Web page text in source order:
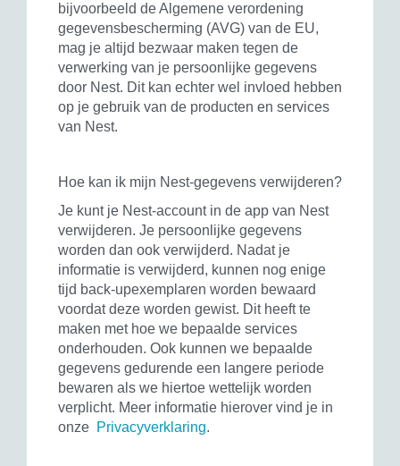
bijvoorbeeld de Algemene verordening
gegevensbescherming (AVG) van de EU,
mag je altijd bezwaar maken tegen de
verwerking van je persoonlijke gegevens
door Nest. Dit kan echter wel invloed hebben
op je gebruik van de producten en services
van Nest.
Hoe kan ik mijn Nest-gegevens verwijderen?
Je kunt je Nest-account in de app van Nest
verwijderen. Je persoonlijke gegevens
worden dan ook verwijderd. Nadat je
informatie is verwijderd, kunnen nog enige
tijd back-upexemplaren worden bewaard
voordat deze worden gewist. Dit heeft te
maken met hoe we bepaalde services
onderhouden. Ook kunnen we bepaalde
gegevens gedurende een langere periode
bewaren als we hiertoe wettelijk worden
verplicht. Meer informatie hierover vind je in
onze Privacyverklaring.